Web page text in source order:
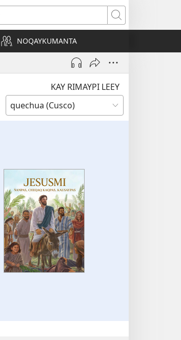
Buscar
NOQAYKUMANTA
KAY RIMAYPI LEEY